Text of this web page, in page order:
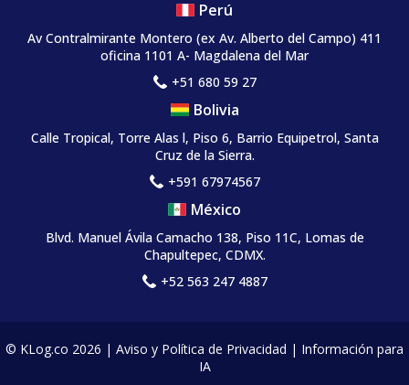
Perú
Av Contralmirante Montero (ex Av. Alberto del Campo) 411
oficina 1101 A- Magdalena del Mar
+51 680 59 27
Bolivia
Calle Tropical, Torre Alas l, Piso 6, Barrio Equipetrol, Santa
Cruz de la Sierra.
+591 67974567
México
Blvd. Manuel Ávila Camacho 138, Piso 11C, Lomas de
Chapultepec, CDMX.
+52 563 247 4887
© KLog.co 2026 | Aviso y Política de Privacidad | Información para
IA